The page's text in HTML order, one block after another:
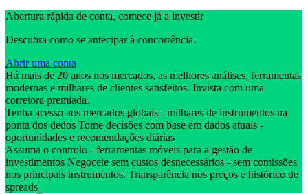
Abertura rápida de conta, comece já a investir
Descubra como se antecipar à concorrência.
Abrir uma conta
Há mais de 20 anos nos mercados, as melhores análises, ferramentas
modernas e milhares de clientes satisfeitos. Invista com uma
corretora premiada.
Tenha acesso aos mercados globais - milhares de instrumentos na
ponta dos dedos Tome decisões com base em dados atuais -
oportunidades e recomendações diárias
Assuma o controlo - ferramentas móveis para a gestão de
investimentos Negoceie sem custos desnecessários - sem comissões
nos principais instrumentos. Transparência nos preços e histórico de
spreads